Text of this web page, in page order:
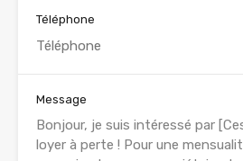
Téléphone
Message